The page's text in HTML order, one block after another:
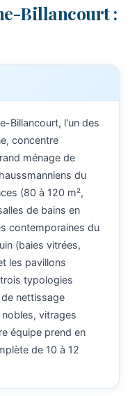
Billancourt :
Billancourt, l'un des
concentre
ménage de
du
(80 à 120 m²,
de bains en
contemporaines du
(baies vitrées,
les pavillons
typologies
nettissage
vitrages
équipe prend en
de 10 à 12